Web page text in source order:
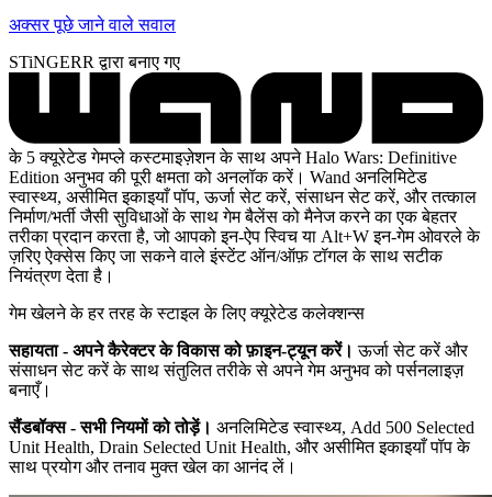
अक्सर पूछे जाने वाले सवाल
STiNGERR द्वारा बनाए गए
के 5 क्यूरेटेड गेमप्ले कस्टमाइज़ेशन के साथ अपने Halo Wars: Definitive
Edition अनुभव की पूरी क्षमता को अनलॉक करें। Wand अनलिमिटेड
स्वास्थ्य, असीमित इकाइयाँ पॉप, ऊर्जा सेट करें, संसाधन सेट करें, और तत्काल
निर्माण/भर्ती जैसी सुविधाओं के साथ गेम बैलेंस को मैनेज करने का एक बेहतर
तरीका प्रदान करता है, जो आपको इन-ऐप स्विच या Alt+W इन-गेम ओवरले के
ज़रिए ऐक्सेस किए जा सकने वाले इंस्टेंट ऑन/ऑफ़ टॉगल के साथ सटीक
नियंत्रण देता है।
गेम खेलने के हर तरह के स्टाइल के लिए क्यूरेटेड कलेक्शन्स
सहायता - अपने कैरेक्टर के विकास को फ़ाइन-ट्यून करें। ऊर्जा सेट करें और
संसाधन सेट करें के साथ संतुलित तरीके से अपने गेम अनुभव को पर्सनलाइज़
बनाएँ।
सैंडबॉक्स - सभी नियमों को तोड़ें। अनलिमिटेड स्वास्थ्य, Add 500 Selected
Unit Health, Drain Selected Unit Health, और असीमित इकाइयाँ पॉप के
साथ प्रयोग और तनाव मुक्त खेल का आनंद लें।